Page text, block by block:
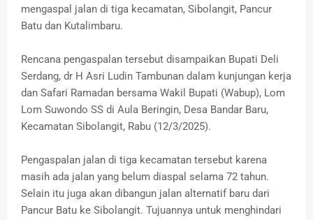
mengaspal jalan di tiga kecamatan, Sibolangit, Pancur
Batu dan Kutalimbaru.
Rencana pengaspalan tersebut disampaikan Bupati Deli
Serdang, dr H Asri Ludin Tambunan dalam kunjungan kerja
dan Safari Ramadan bersama Wakil Bupati (Wabup), Lom
Lom Suwondo SS di Aula Beringin, Desa Bandar Baru,
Kecamatan Sibolangit, Rabu (12/3/2025).
Pengaspalan jalan di tiga kecamatan tersebut karena
masih ada jalan yang belum diaspal selama 72 tahun.
Selain itu juga akan dibangun jalan alternatif baru dari
Pancur Batu ke Sibolangit. Tujuannya untuk menghindari